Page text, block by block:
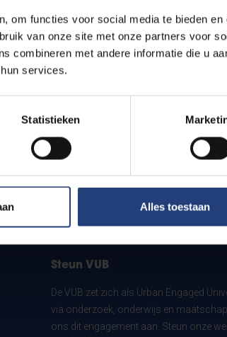
om functies voor social media te bieden en
van onze site met onze partners voor
combineren met andere informatie die u
services.
Statistieken
Alles toestaan
Steun VUB
De VUB zet zich als Urban Engaged
via onderzoek, onderwijs en
ons dit engagement aan. Steun onze